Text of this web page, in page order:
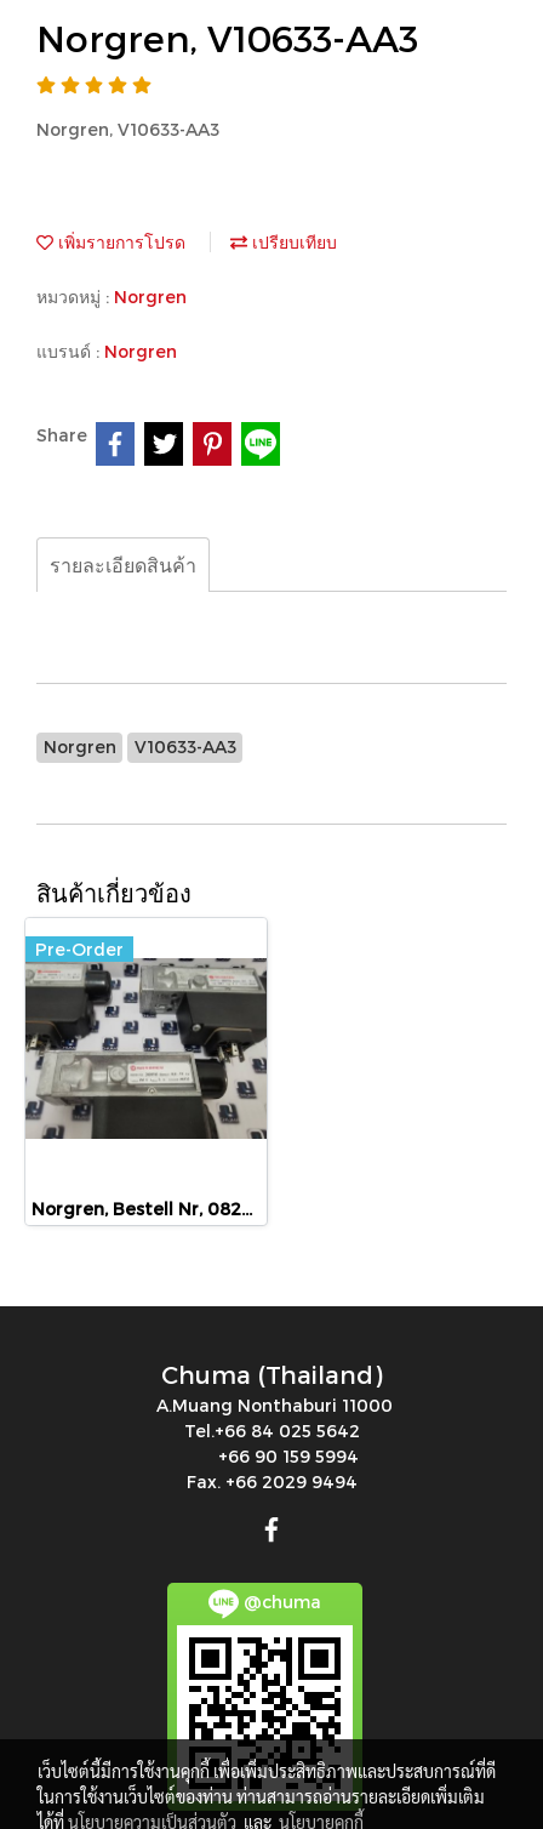
Norgren, V10633-AA3
Norgren, V10633-AA3
เพิ่มรายการโปรด เปรียบเทียบ
หมวดหมู่ : Norgren
แบรนด์ : Norgren
Share
รายละเอียดสินค้า
Norgren V10633-AA3
สินค้าเกี่ยวข้อง
Pre-Order
Norgren, Bestell Nr, 0820155
Chuma (Thailand)
A.Muang Nonthaburi 11000
Tel.+66 84 025 5642
+66 90 159 5994
Fax. +66 2029 9494
@chuma
เว็บไซต์นี้มีการใช้งานคุกกี้ เพื่อเพิ่มประสิทธิภาพและประสบการณ์ที่ดี
ในการใช้งานเว็บไซต์ของท่าน ท่านสามารถอ่านรายละเอียดเพิ่มเติม
ได้ที่นโยบายความเป็นส่วนตัว และ นโยบายคุกกี้